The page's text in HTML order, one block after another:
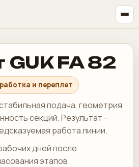
FA 82
и переплет
подача, геометрия
секций. Результат -
работа линии.
дней после
этапов.